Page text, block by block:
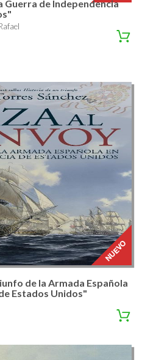
Guerra de Independencia
de la Armada Española
Estados Unidos"